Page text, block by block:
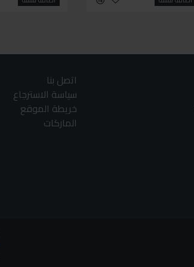
اتصل بنا
سياسة الاسترجاع
خريطة الموقع
الماركات